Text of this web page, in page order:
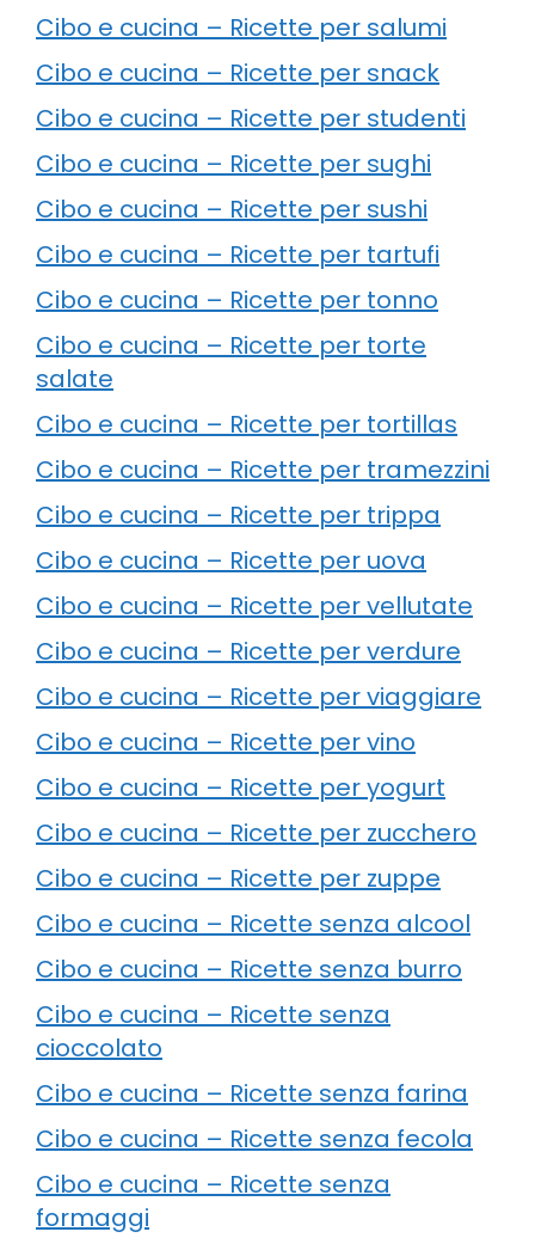
Cibo e cucina – Ricette per salumi
Cibo e cucina – Ricette per snack
Cibo e cucina – Ricette per studenti
Cibo e cucina – Ricette per sughi
Cibo e cucina – Ricette per sushi
Cibo e cucina – Ricette per tartufi
Cibo e cucina – Ricette per tonno
Cibo e cucina – Ricette per torte
salate
Cibo e cucina – Ricette per tortillas
Cibo e cucina – Ricette per tramezzini
Cibo e cucina – Ricette per trippa
Cibo e cucina – Ricette per uova
Cibo e cucina – Ricette per vellutate
Cibo e cucina – Ricette per verdure
Cibo e cucina – Ricette per viaggiare
Cibo e cucina – Ricette per vino
Cibo e cucina – Ricette per yogurt
Cibo e cucina – Ricette per zucchero
Cibo e cucina – Ricette per zuppe
Cibo e cucina – Ricette senza alcool
Cibo e cucina – Ricette senza burro
Cibo e cucina – Ricette senza
cioccolato
Cibo e cucina – Ricette senza farina
Cibo e cucina – Ricette senza fecola
Cibo e cucina – Ricette senza
formaggi